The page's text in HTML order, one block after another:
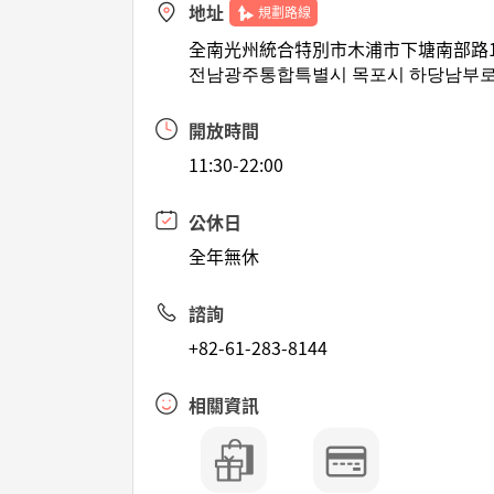
地址 規劃路線
全南光州統合特別市木浦市下塘南部路
전남광주통합특별시 목포시 하당남부
開放時間
11:30-22:00
公休日
全年無休
諮詢
+82-61-283-8144
相關資訊